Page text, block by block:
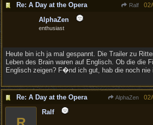
Re: A Day at the Opera Ralf
AlphaZen
enthusiast
Heute bin ich ja mal gespannt. Die Trailer zu
Leben des Brain waren auf Englisch. Ob die die
Englisch zeigen? F�nd ich gut, hab die noch nie
Re: A Day at the Opera AlphaZen
Ralf